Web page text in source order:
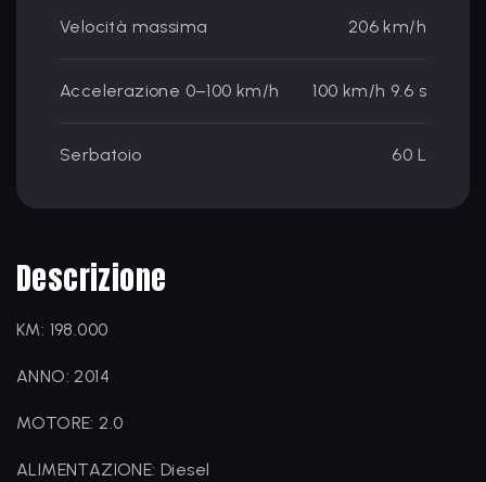
Velocità massima 206 km/h
Accelerazione 0–100 km/h 100 km/h 9.6 s
Serbatoio 60 L
Descrizione
KM: 198.000
ANNO: 2014
MOTORE: 2.0
ALIMENTAZIONE: Diesel